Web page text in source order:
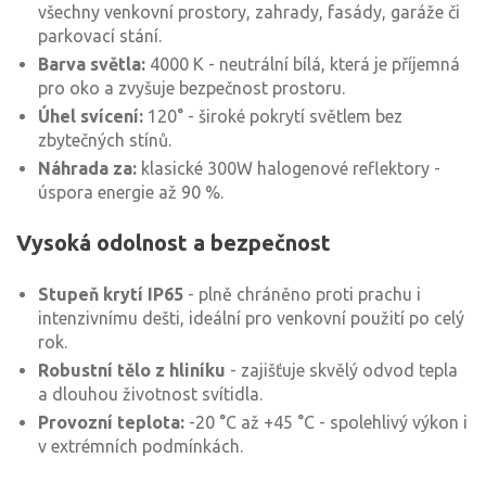
všechny venkovní prostory, zahrady, fasády, garáže či
parkovací stání.
Barva světla: 4000 K - neutrální bílá, která je příjemná
pro oko a zvyšuje bezpečnost prostoru.
Úhel svícení: 120° - široké pokrytí světlem bez
zbytečných stínů.
Náhrada za: klasické 300W halogenové reflektory -
úspora energie až 90 %.
Vysoká odolnost a bezpečnost
Stupeň krytí IP65 - plně chráněno proti prachu i
intenzivnímu dešti, ideální pro venkovní použití po celý
rok.
Robustní tělo z hliníku - zajišťuje skvělý odvod tepla
a dlouhou životnost svítidla.
Provozní teplota: -20 °C až +45 °C - spolehlivý výkon i
v extrémních podmínkách.